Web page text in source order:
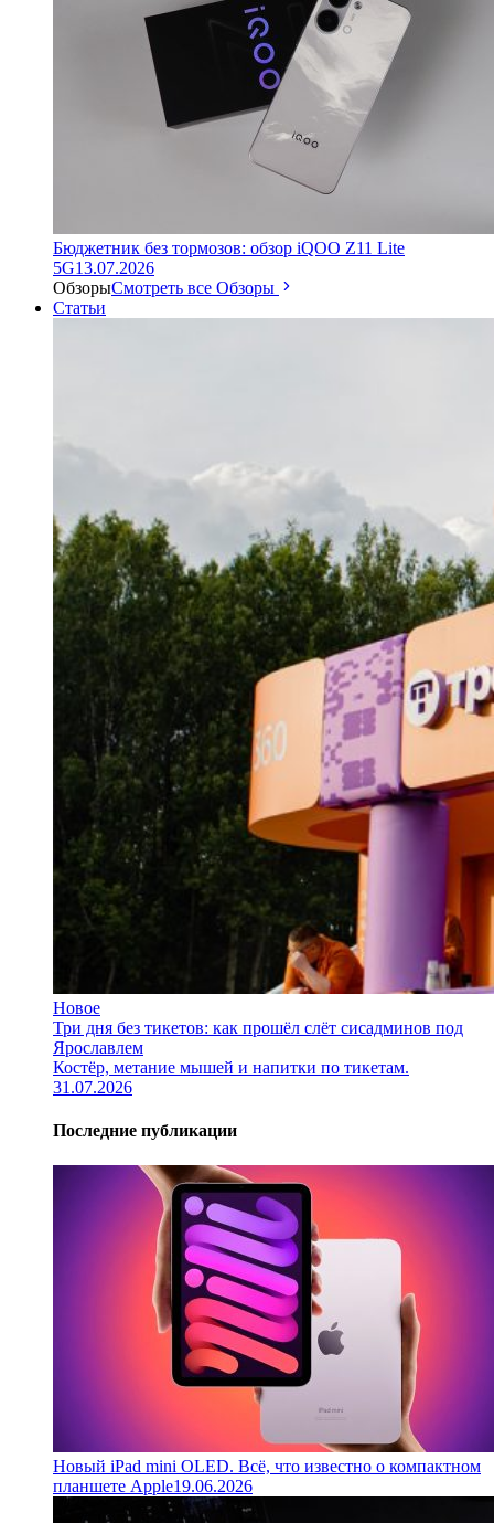
Бюджетник без тормозов: обзор iQOO Z11 Lite
5G13.07.2026
ОбзорыСмотреть все Обзоры
Статьи
Новое
Три дня без тикетов: как прошёл слёт сисадминов под
Ярославлем
Костёр, метание мышей и напитки по тикетам.
31.07.2026
Последние публикации
Новый iPad mini OLED. Всё, что известно о компактном
планшете Apple19.06.2026